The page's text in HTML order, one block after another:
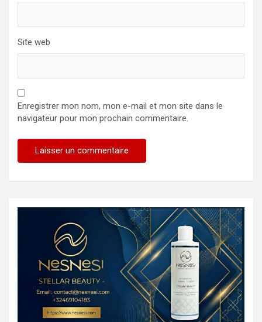
Site web
Enregistrer mon nom, mon e-mail et mon site dans le
navigateur pour mon prochain commentaire.